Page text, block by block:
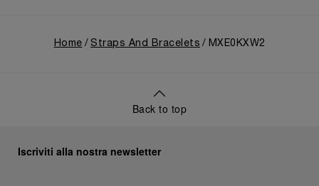
Home Straps And Bracelets MXE0KXW2
Back to top
Iscriviti alla nostra newsletter